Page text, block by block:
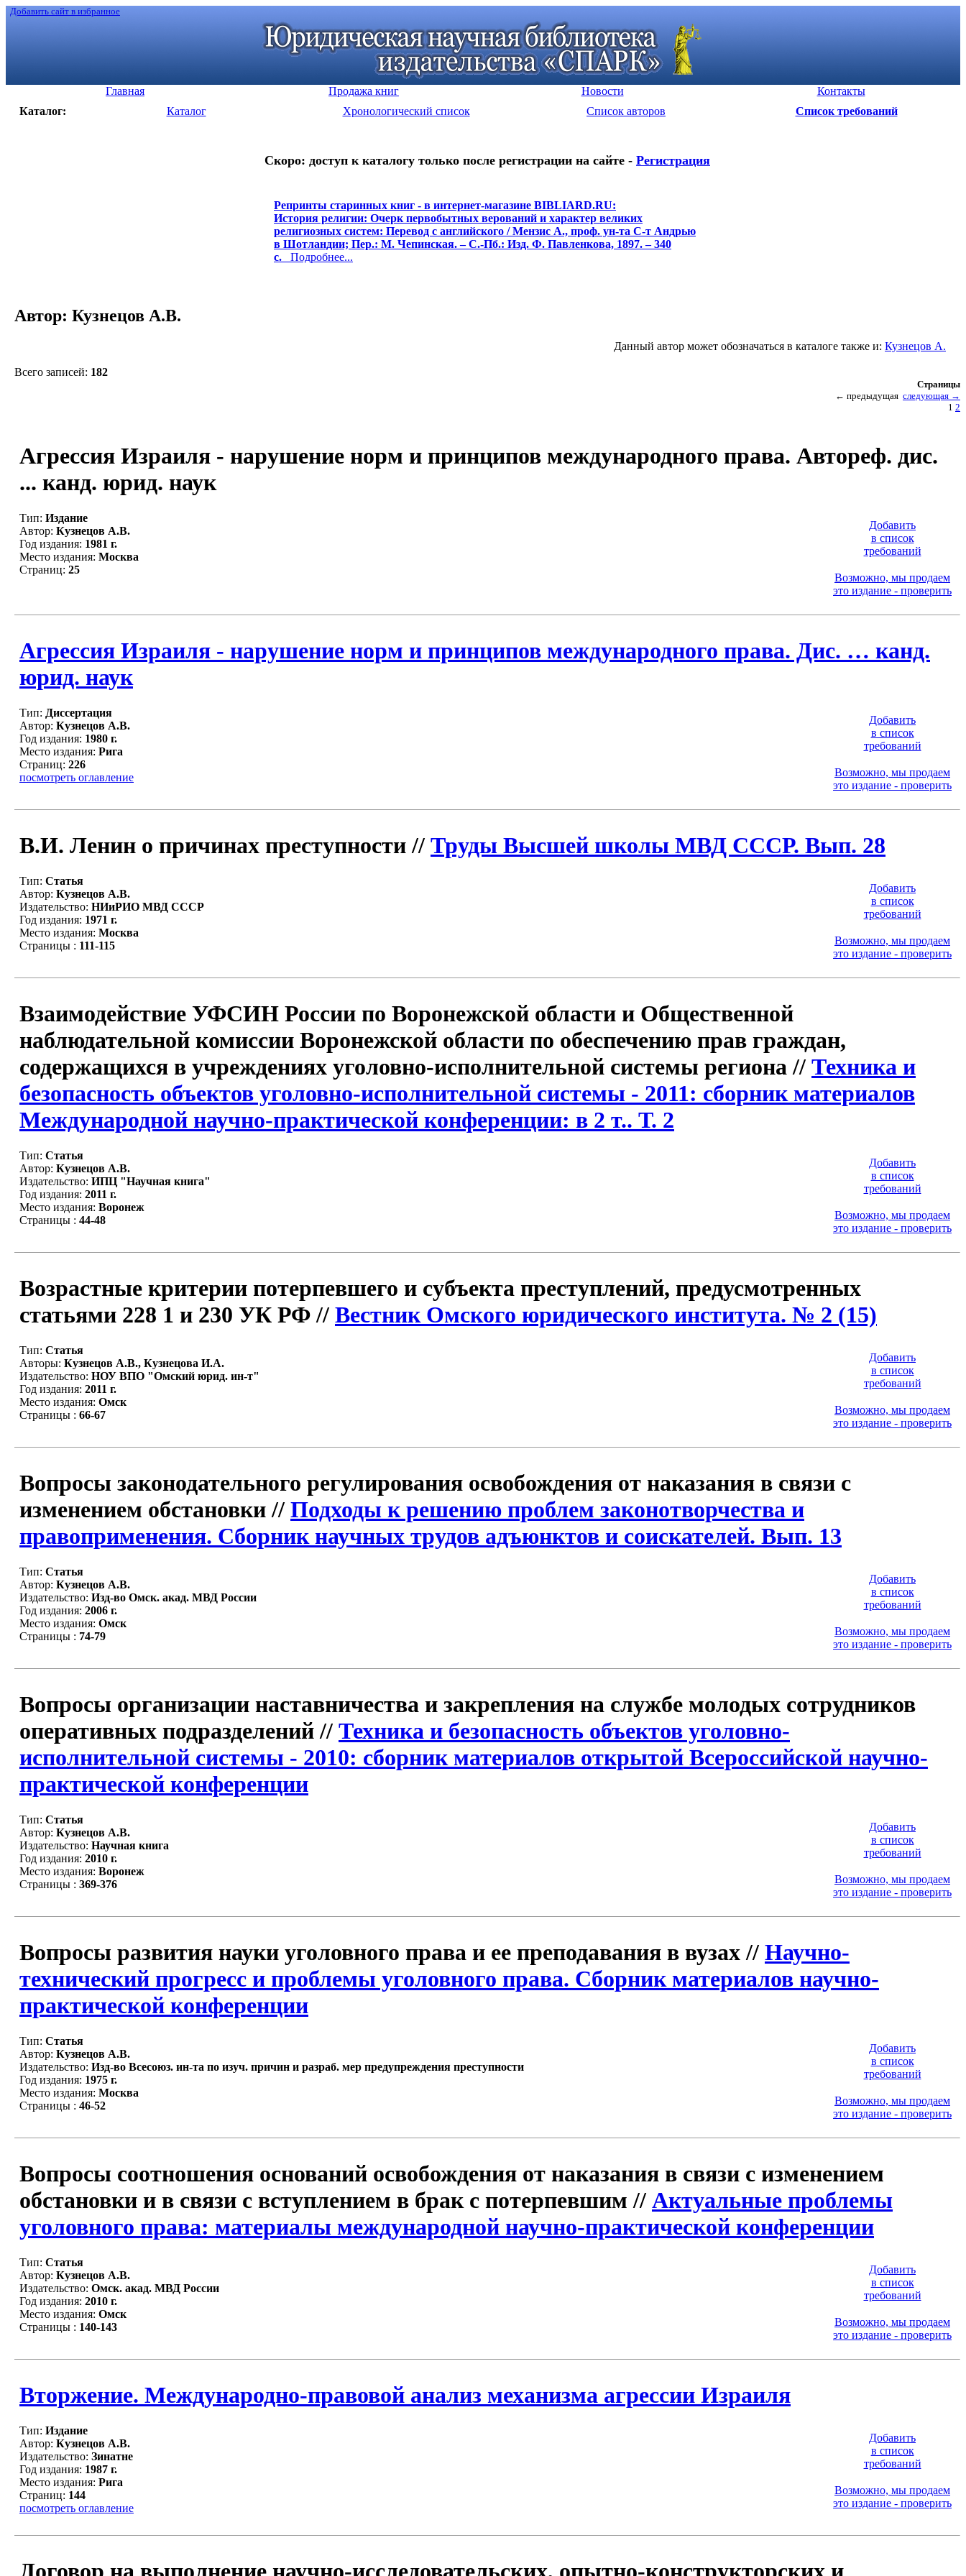
Добавить сайт в избранное
Главная Продажа книг Новости
Контакты
Каталог:
Каталог Хронологический список Список авторов Список требований
Скоро: доступ к каталогу только после регистрации на сайте - Регистрация
Репринты старинных книг - в интернет-магазине BIBLIARD.RU:
История религии: Очерк первобытных верований и характер великих
религиозных систем: Перевод с английского / Мензис А., проф. ун-та С-т Андрью
в Шотландии; Пер.: М. Чепинская. – С.-Пб.: Изд. Ф. Павленкова, 1897. – 340
с. Подробнее...
Автор: Кузнецов А.В.
Данный автор может обозначаться в каталоге также и: Кузнецов А.
Всего записей: 182
Страницы
← предыдущая следующая →
1 2
Агрессия Израиля - нарушение норм и принципов международного права. Автореф. дис.
... канд. юрид. наук
Добавить
в список
требований
Возможно, мы продаем
это издание - проверить
Тип: Издание
Автор: Кузнецов А.В.
Год издания: 1981 г.
Место издания: Москва
Страниц: 25
Агрессия Израиля - нарушение норм и принципов международного права. Дис. … канд.
юрид. наук
Добавить
в список
требований
Возможно, мы продаем
это издание - проверить
Тип: Диссертация
Автор: Кузнецов А.В.
Год издания: 1980 г.
Место издания: Рига
Страниц: 226
посмотреть оглавление
В.И. Ленин о причинах преступности // Труды Высшей школы МВД СССР. Вып. 28
Добавить
в список
требований
Возможно, мы продаем
это издание - проверить
Тип: Статья
Автор: Кузнецов А.В.
Издательство: НИиРИО МВД СССР
Год издания: 1971 г.
Место издания: Москва
Страницы : 111-115
Взаимодействие УФСИН России по Воронежской области и Общественной
наблюдательной комиссии Воронежской области по обеспечению прав граждан,
содержащихся в учреждениях уголовно-исполнительной системы региона // Техника и
безопасность объектов уголовно-исполнительной системы - 2011: сборник материалов
Международной научно-практической конференции: в 2 т.. Т. 2
Добавить
в список
требований
Возможно, мы продаем
это издание - проверить
Тип: Статья
Автор: Кузнецов А.В.
Издательство: ИПЦ "Научная книга"
Год издания: 2011 г.
Место издания: Воронеж
Страницы : 44-48
Возрастные критерии потерпевшего и субъекта преступлений, предусмотренных
статьями 228 1 и 230 УК РФ // Вестник Омского юридического института. № 2 (15)
Добавить
в список
требований
Возможно, мы продаем
это издание - проверить
Тип: Статья
Авторы: Кузнецов А.В., Кузнецова И.А.
Издательство: НОУ ВПО "Омский юрид. ин-т"
Год издания: 2011 г.
Место издания: Омск
Страницы : 66-67
Вопросы законодательного регулирования освобождения от наказания в связи с
изменением обстановки // Подходы к решению проблем законотворчества и
правоприменения. Сборник научных трудов адъюнктов и соискателей. Вып. 13
Добавить
в список
требований
Возможно, мы продаем
это издание - проверить
Тип: Статья
Автор: Кузнецов А.В.
Издательство: Изд-во Омск. акад. МВД России
Год издания: 2006 г.
Место издания: Омск
Страницы : 74-79
Вопросы организации наставничества и закрепления на службе молодых сотрудников
оперативных подразделений // Техника и безопасность объектов уголовно-
исполнительной системы - 2010: сборник материалов открытой Всероссийской научно-
практической конференции
Добавить
в список
требований
Возможно, мы продаем
это издание - проверить
Тип: Статья
Автор: Кузнецов А.В.
Издательство: Научная книга
Год издания: 2010 г.
Место издания: Воронеж
Страницы : 369-376
Вопросы развития науки уголовного права и ее преподавания в вузах // Научно-
технический прогресс и проблемы уголовного права. Сборник материалов научно-
практической конференции
Добавить
в список
требований
Возможно, мы продаем
это издание - проверить
Тип: Статья
Автор: Кузнецов А.В.
Издательство: Изд-во Всесоюз. ин-та по изуч. причин и разраб. мер предупреждения преступности
Год издания: 1975 г.
Место издания: Москва
Страницы : 46-52
Вопросы соотношения оснований освобождения от наказания в связи с изменением
обстановки и в связи с вступлением в брак с потерпевшим // Актуальные проблемы
уголовного права: материалы международной научно-практической конференции
Добавить
в список
требований
Возможно, мы продаем
это издание - проверить
Тип: Статья
Автор: Кузнецов А.В.
Издательство: Омск. акад. МВД России
Год издания: 2010 г.
Место издания: Омск
Страницы : 140-143
Вторжение. Международно-правовой анализ механизма агрессии Израиля
Добавить
в список
требований
Возможно, мы продаем
это издание - проверить
Тип: Издание
Автор: Кузнецов А.В.
Издательство: Зинатне
Год издания: 1987 г.
Место издания: Рига
Страниц: 144
посмотреть оглавление